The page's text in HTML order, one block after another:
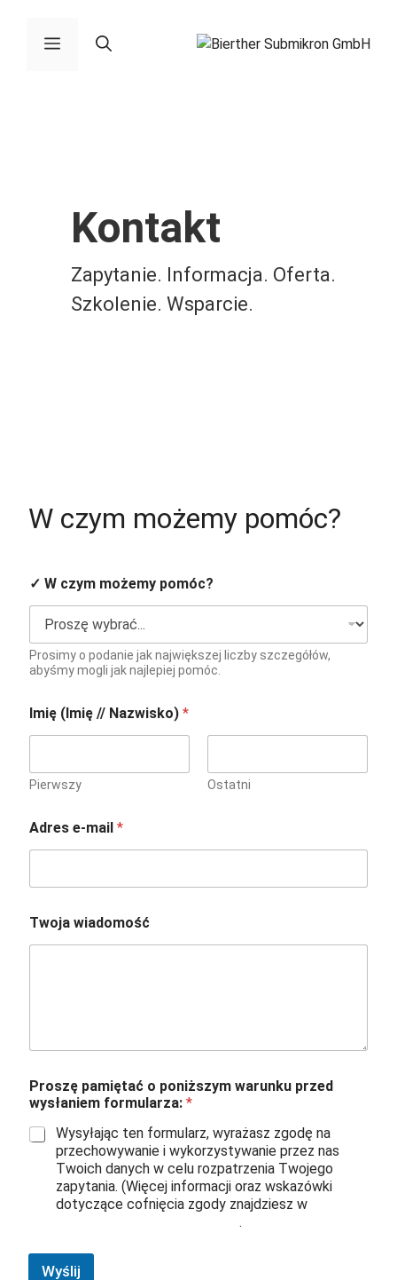
zawartościMenu
Kontakt
Zapytanie. Informacja. Oferta.
Szkolenie. Wsparcie.
W czym możemy pomóc?
e
m
e
l
p
f
o
l
e
n
e
✓ W czym możemy pomóc?
Prosimy o podanie jak największej liczby szczegółów,
abyśmy mogli jak najlepiej pomóc.
Imię (Imię // Nazwisko) *
Pierwszy Ostatni
Adres e-mail *
Twoja wiadomość
Proszę pamiętać o poniższym warunku przed
wysłaniem formularza: *
Wysyłając ten formularz, wyrażasz zgodę na
przechowywanie i wykorzystywanie przez nas
Twoich danych w celu rozpatrzenia Twojego
zapytania. (Więcej informacji oraz wskazówki
dotyczące cofnięcia zgody znajdziesz w
.
Wyślij